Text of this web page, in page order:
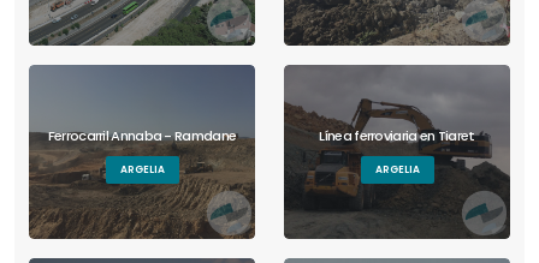
Ferrocarril Annaba - Ramdane
ARGELIA
Línea ferroviaria en Tiaret
ARGELIA